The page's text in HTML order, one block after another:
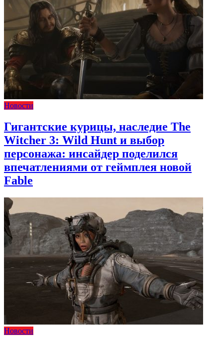
Новости
Гигантские курицы, наследие The
Witcher 3: Wild Hunt и выбор
персонажа: инсайдер поделился
впечатлениями от геймплея новой
Fable
Новости